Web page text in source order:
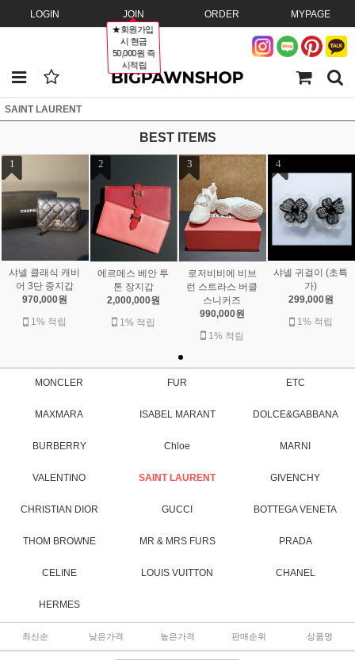
LOGIN JOIN
★회원가입
시 현금
50,000원 즉
시적립
ORDER MYPAGE
SAINT LAURENT
BEST ITEMS
1
샤넬 클래식 캐비
어 3단 중지갑
970,000원
1% 적립
2
에르메스 베안 투
톤 장지갑
2,000,000원
1% 적립
3
로저비비에 비브
런 스트라스 버클
스니커즈
990,000원
1% 적립
4
샤넬 귀걸이 (초특
가)
299,000원
1% 적립
MONCLER FUR ETC
MAXMARA ISABEL MARANT DOLCE&GABBANA
BURBERRY Chloe MARNI
VALENTINO SAINT LAURENT GIVENCHY
CHRISTIAN DIOR GUCCI BOTTEGA VENETA
THOM BROWNE MR & MRS FURS PRADA
CELINE LOUIS VUITTON CHANEL
HERMES
최신순 낮은가격 높은가격 판매순위 상품명